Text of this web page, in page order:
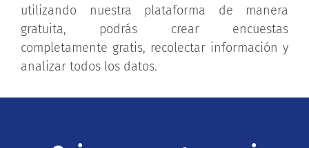
utilizando nuestra plataforma de manera
gratuita, podrás crear encuestas
completamente gratis, recolectar información y
analizar todos los datos.